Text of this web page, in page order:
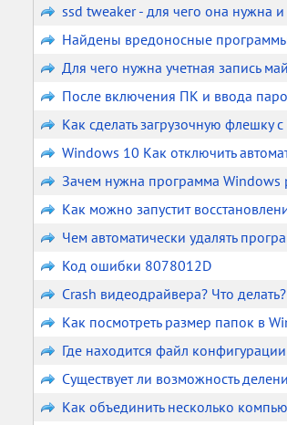
ssd tweaker - для чего она нужна
Найдены вредоносные программы
Для чего нужна учетная запись
После включения ПК и ввода
Как сделать загрузочную флешку
Windows 10 Как отключить
Зачем нужна программа Windows
Как можно запустит
Чем автоматически удалять
Код ошибки 8078012D
Crash видеодрайвера? Что делать?
Как посмотреть размер папок в
Где находится файл
Существует ли возможность
Как объединить несколько